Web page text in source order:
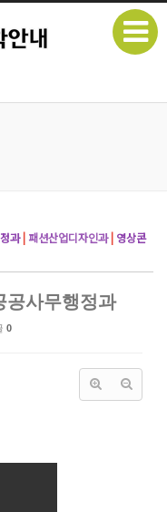
과 | 패션산업디자인과 | 영상콘
공사무행정과
0
5